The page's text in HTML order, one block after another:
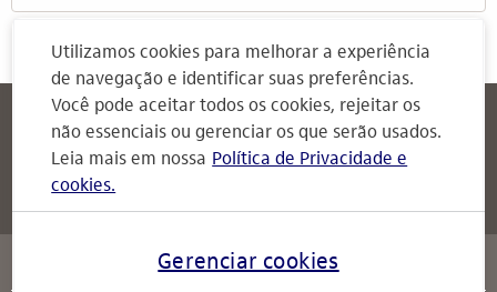
Itaú
Attendimento Itaú
Para Empresas
Attendimento Itaú
Utilizamos cookies para melhorar a experiência
de navegação e identificar suas preferências.
Você pode aceitar todos os cookies, rejeitar os
não essenciais ou gerenciar os que serão usados.
Leia mais em nossa Política de Privacidade e
cookies.
Gerenciar cookies